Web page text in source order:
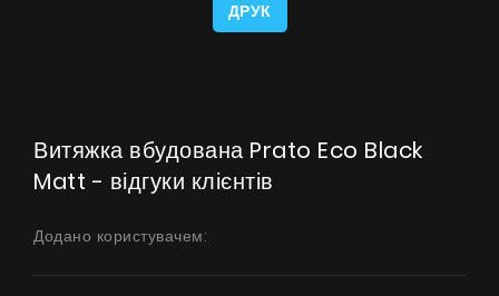
ДРУК
Витяжка вбудована Prato Eco Black
Matt - відгуки клієнтів
Додано користувачем: